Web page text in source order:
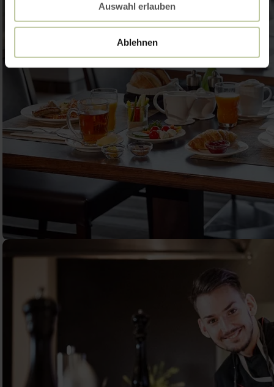
Auswahl erlauben
Ablehnen